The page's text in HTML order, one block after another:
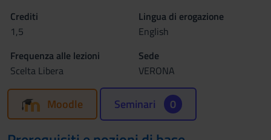
Crediti
1,5
Lingua di erogazione
English
Frequenza alle lezioni
Scelta Libera
Sede
VERONA
Moodle Seminari 0